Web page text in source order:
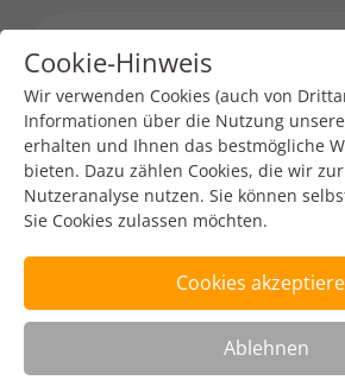
Cookie-Hinweis
Wir verwenden Cookies (auch von
Informationen über die Nutzung
erhalten und Ihnen das bestmögliche
bieten. Dazu zählen Cookies, die wir
Nutzeranalyse nutzen. Sie können
Sie Cookies zulassen möchten.
Cookies
Ablehnen